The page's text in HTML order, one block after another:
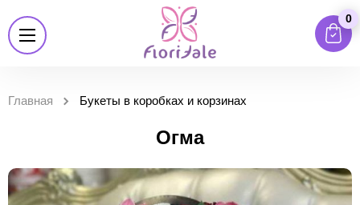
0
Главная Букеты в коробках и корзинах
Огма